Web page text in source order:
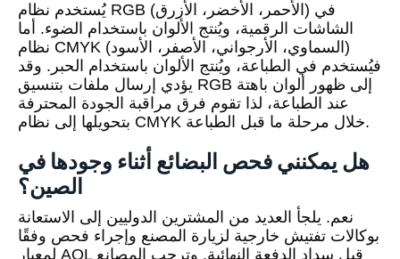
يُستخدم نظام RGB (الأحمر، الأخضر، الأزرق) في
الشاشات الرقمية، ويُنتج الألوان باستخدام الضوء. أما
نظام CMYK (السماوي، الأرجواني، الأصفر، الأسود)
فيُستخدم في الطباعة، ويُنتج الألوان باستخدام الحبر. وقد
يؤدي إرسال ملفات بتنسيق RGB إلى ظهور ألوان باهتة
عند الطباعة، لذا تقوم فرق مراقبة الجودة المحترفة
بتحويلها إلى نظام CMYK خلال مرحلة ما قبل الطباعة.
هل يمكنني فحص البضائع أثناء وجودها في
الصين؟
نعم. يلجأ العديد من المشترين الدوليين إلى الاستعانة
بوكالات تفتيش خارجية لزيارة المصنع وإجراء فحص وفقًا
لمعيار AQL قبل سداد الدفعة النهائية. وترحب المصانع